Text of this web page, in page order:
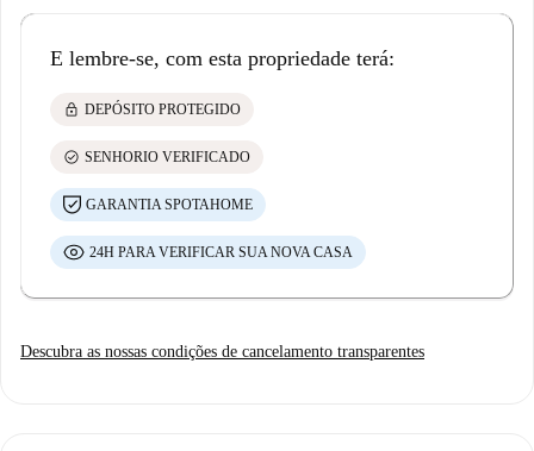
E lembre-se, com esta propriedade terá:
lock DEPÓSITO PROTEGIDO
check_circle SENHORIO VERIFICADO
GARANTIA SPOTAHOME
24H PARA VERIFICAR SUA NOVA CASA
Descubra as nossas condições de cancelamento transparentes